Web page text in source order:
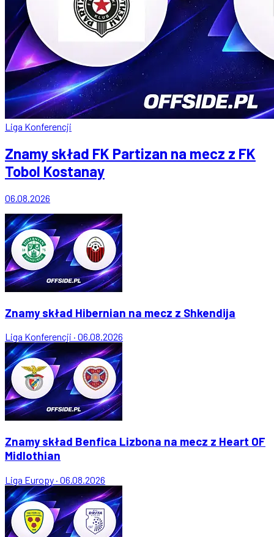
Liga Konferencji
Znamy skład FK Partizan na mecz z FK
Tobol Kostanay
06.08.2026
Znamy skład Hibernian na mecz z Shkendija
Liga Konferencji · 06.08.2026
Znamy skład Benfica Lizbona na mecz z Heart OF
Midlothian
Liga Europy · 06.08.2026